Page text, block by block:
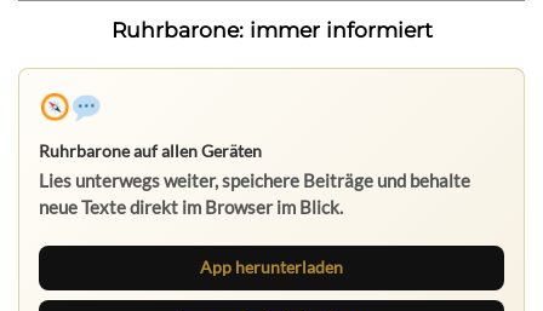
Ruhrbarone: immer informiert
Ruhrbarone auf allen Geräten
Lies unterwegs weiter, speichere Beiträge und behalte
neue Texte direkt im Browser im Blick.
App herunterladen